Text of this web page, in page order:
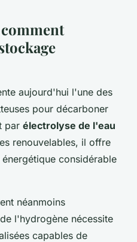
aujourd'hui l'une des
pour décarboner
par électrolyse de l'eau
renouvelables, il offre
considérable
néanmoins
l'hydrogène nécessite
capables de